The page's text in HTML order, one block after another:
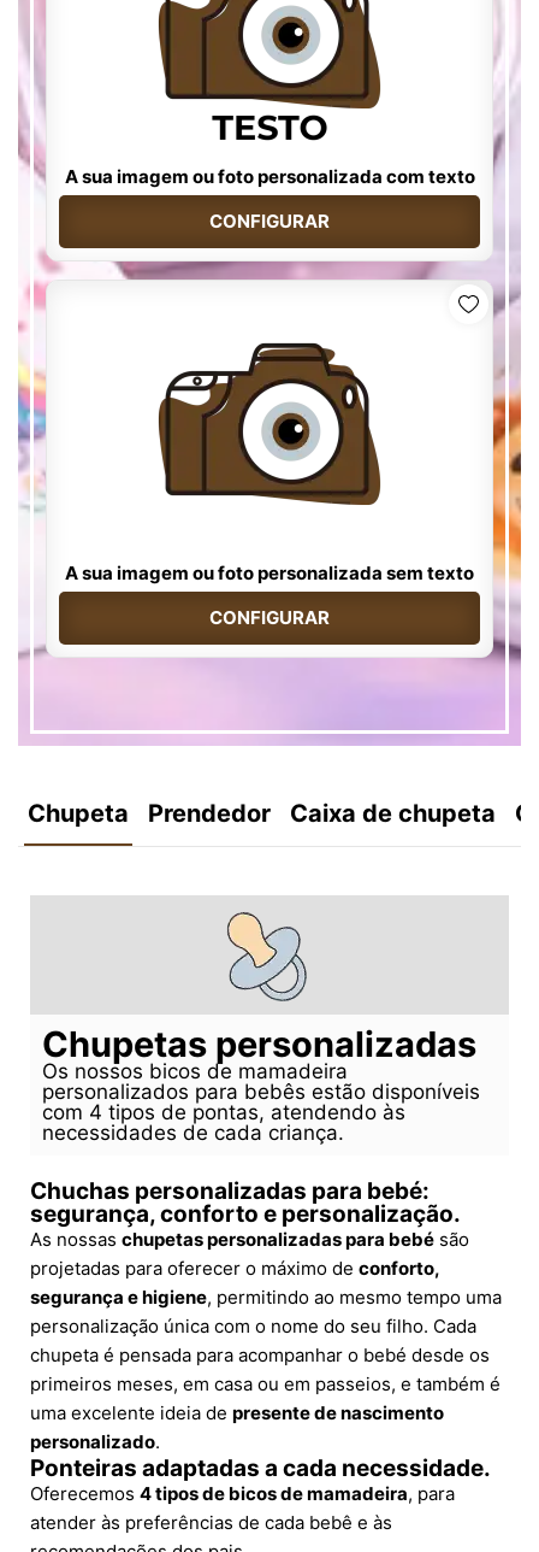
A sua imagem ou foto personalizada com texto
CONFIGURAR
A sua imagem ou foto personalizada sem texto
CONFIGURAR
Chupeta Prendedor Caixa de chupeta
Chupetas personalizadas
Os nossos bicos de mamadeira
personalizados para bebês estão disponíveis
com 4 tipos de pontas, atendendo às
necessidades de cada criança.
Chuchas personalizadas para bebé:
segurança, conforto e personalização.
As nossas chupetas personalizadas para bebé são
projetadas para oferecer o máximo de conforto,
segurança e higiene, permitindo ao mesmo tempo uma
personalização única com o nome do seu filho. Cada
chupeta é pensada para acompanhar o bebé desde os
primeiros meses, em casa ou em passeios, e também é
uma excelente ideia de presente de nascimento
personalizado.
Ponteiras adaptadas a cada necessidade.
Oferecemos 4 tipos de bicos de mamadeira, para
atender às preferências de cada bebê e às